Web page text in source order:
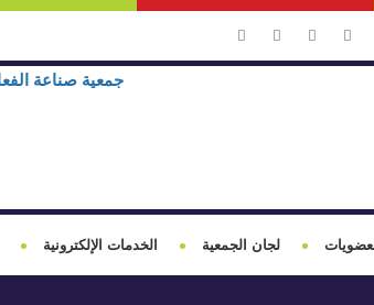
لجان الجمعية الخدمات الإلكترونية